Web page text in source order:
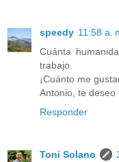
speedy 11:58 a.
Cuánta
trabajo.
¡Cuánto me
Antonio, te
Responder
Toni Solano